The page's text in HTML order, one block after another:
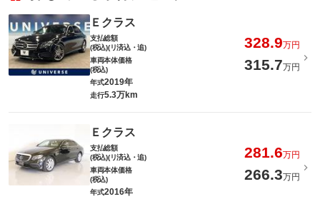
Ｅクラス
支払総額
(税込)(リ済込・追)
328.9万円
車両本体価格
(税込)
315.7万円
年式2019年
走行5.3万km
Ｅクラス
支払総額
(税込)(リ済込・追)
281.6万円
車両本体価格
(税込)
266.3万円
年式2016年